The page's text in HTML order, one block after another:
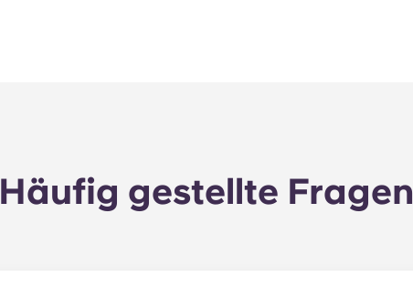
Häufig gestellte Fragen